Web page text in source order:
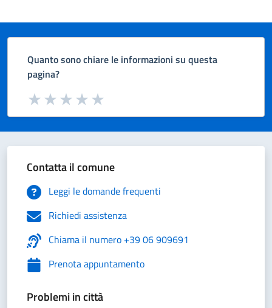
Quanto sono chiare le informazioni su questa
pagina?
Valuta da 1 a 5 stelle la pagina
Valuta 5 stelle su 5
Valuta 4 stelle su 5
Valuta 3 stelle su 5
Valuta 2 stelle su 5
Valuta 1 stelle su 5
Contatta il comune
Leggi le domande frequenti
Richiedi assistenza
Chiama il numero +39 06 909691
Prenota appuntamento
Problemi in città